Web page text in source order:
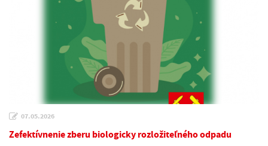
07.05.2026
Zefektívnenie zberu biologicky rozložiteľného odpadu